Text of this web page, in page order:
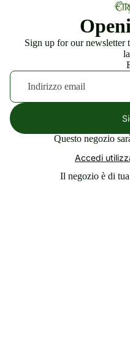
Sign up for our
Questo negozio
Accedi
Il negozio è di